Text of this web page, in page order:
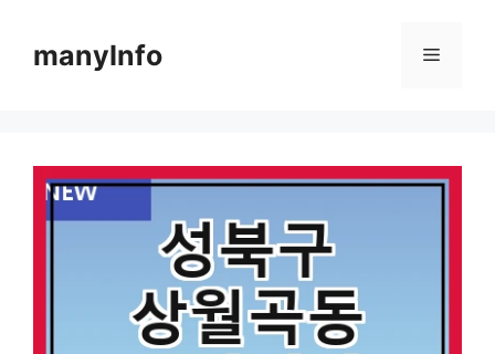
manyInfo 메